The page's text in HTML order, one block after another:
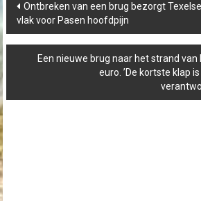
navigation
Ontbreken van een brug bezorgt
vlak voor Pasen hoofdpijn
Een nieuwe brug naar het strand van
euro. ’De kortste klap